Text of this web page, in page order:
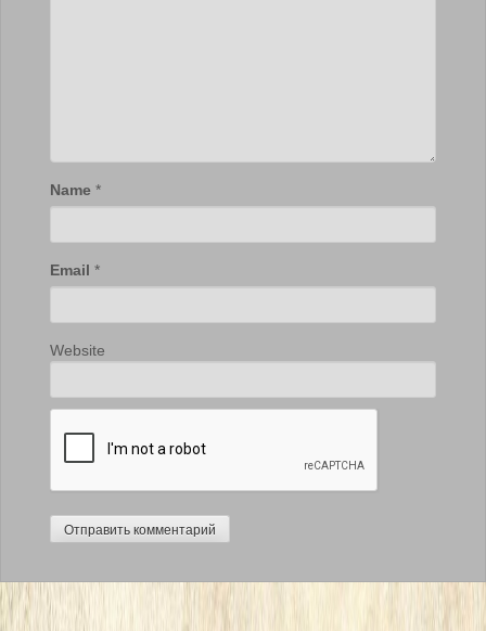
Name *
Email *
Website